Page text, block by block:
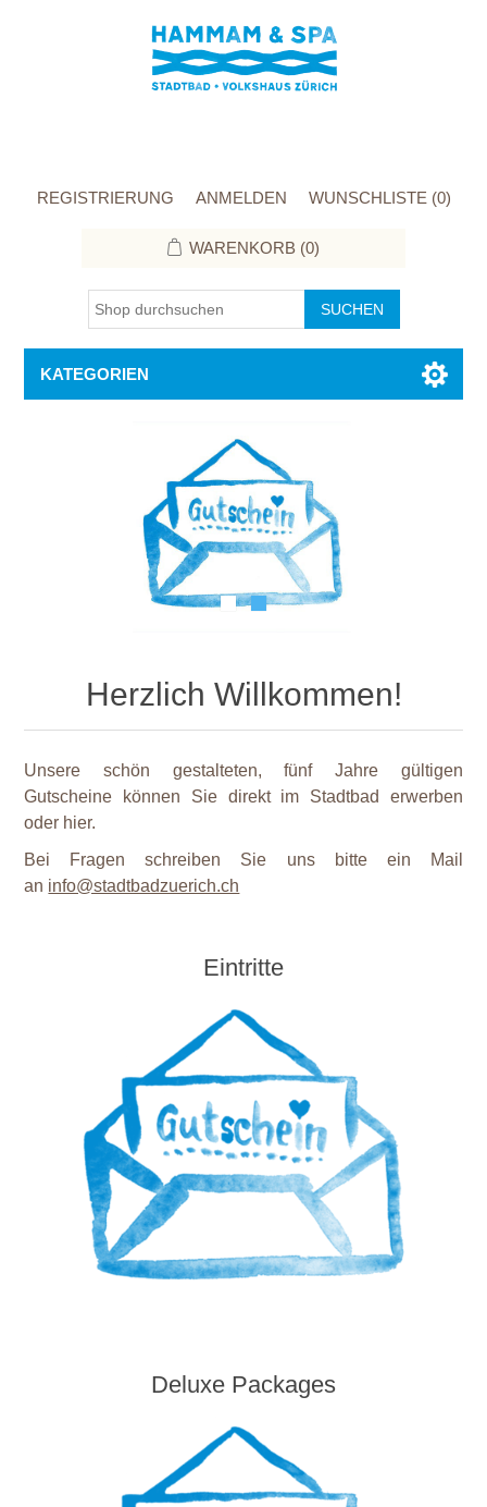
REGISTRIERUNG ANMELDEN WUNSCHLISTE (0)
WARENKORB (0)
KATEGORIEN
Herzlich Willkommen!
Unsere schön gestalteten, fünf Jahre gültigen
Gutscheine können Sie direkt im Stadtbad erwerben
oder hier.
Bei Fragen schreiben Sie uns bitte ein Mail
an info@stadtbadzuerich.ch
Eintritte
Deluxe Packages